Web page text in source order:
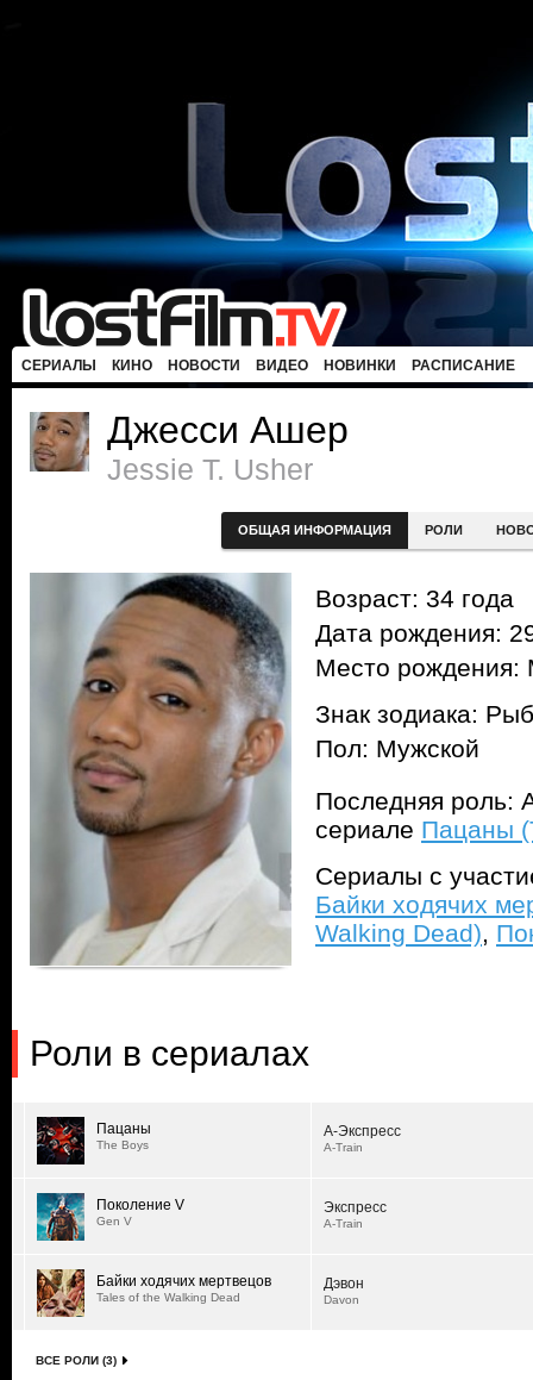
СЕРИАЛЫ КИНО НОВОСТИ ВИДЕО НОВИНКИ РАСПИСАНИЕ
Джесси Ашер
Jessie T. Usher
ОБЩАЯ ИНФОРМАЦИЯ РОЛИ
Возраст: 34 года
Дата рождения:
Место
Знак зодиака:
Пол: Мужской
Последняя роль:
сериале Пацаны
Сериалы с
Байки ходячих
Walking Dead),
Роли в сериалах
Пацаны
The Boys
А-Экспресс
A-Train
Поколение V
Gen V
Экспресс
A-Train
Байки ходячих мертвецов
Tales of the Walking Dead
Дэвон
Davon
ВСЕ РОЛИ (3)